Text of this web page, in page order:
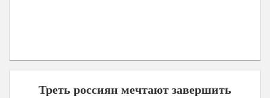
Треть россиян мечтают завершить